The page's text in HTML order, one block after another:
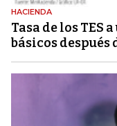
HACIENDA
Tasa de los TES
básicos